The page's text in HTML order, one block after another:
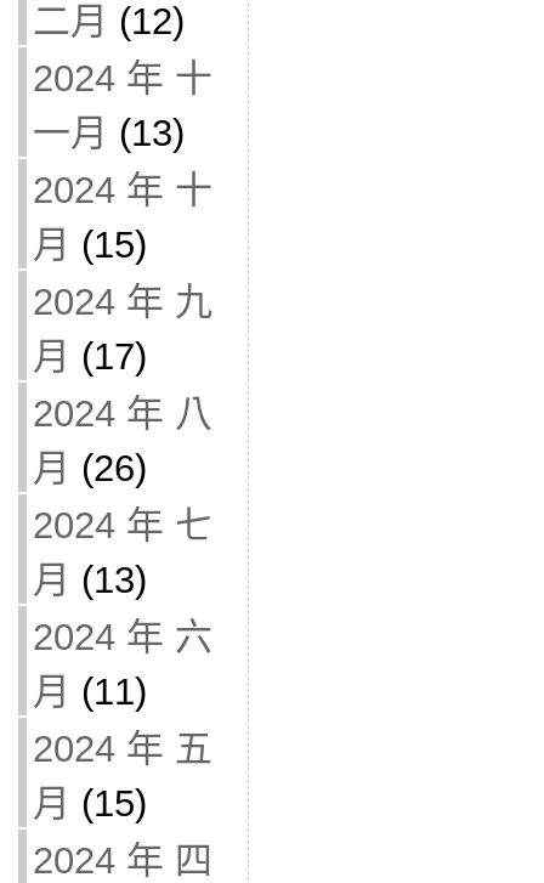
二月 (12)
2024 年 十
一月 (13)
2024 年 十
月 (15)
2024 年 九
月 (17)
2024 年 八
月 (26)
2024 年 七
月 (13)
2024 年 六
月 (11)
2024 年 五
月 (15)
2024 年 四